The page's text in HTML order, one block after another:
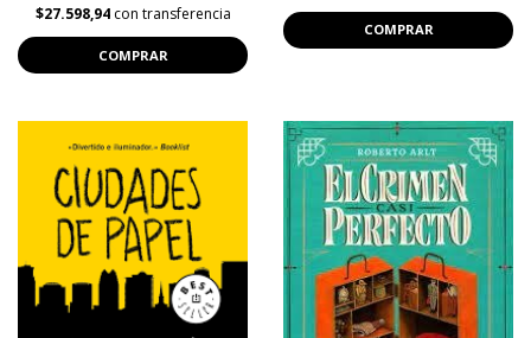
$27.598,94con transferencia
COMPRAR
COMPRAR